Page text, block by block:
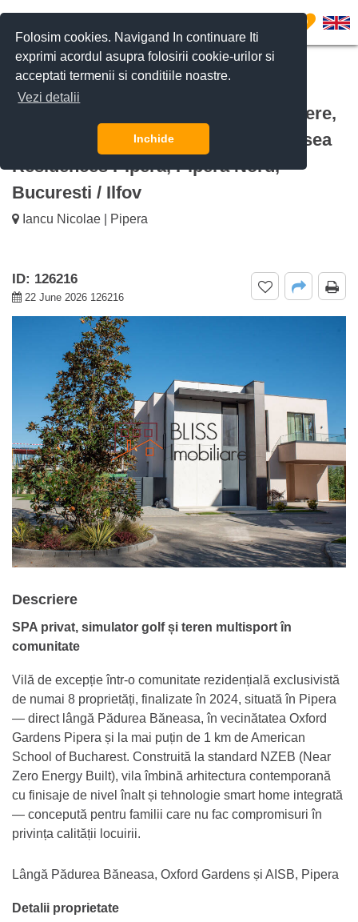
Folosim cookies. Navigand In continuare Iti
exprimi acordul asupra folosirii cookie-urilor si
acceptati termenii si conditiile noastre.
Vezi detalii
Inchide
0
De inchiriat Vilă spațioasă cu 5 camere,
SPA privat și finisaje premium Chelsea
Residences Pipera, Pipera Nord,
Bucuresti / Ilfov
Iancu Nicolae | Pipera
ID: 126216
22 June 2026 126216
Descriere
SPA privat, simulator golf și teren multisport în
comunitate
Vilă de excepție într-o comunitate rezidențială exclusivistă
de numai 8 proprietăți, finalizate în 2024, situată în Pipera
— direct lângă Pădurea Băneasa, în vecinătatea Oxford
Gardens Pipera și la mai puțin de 1 km de American
School of Bucharest. Construită la standard NZEB (Near
Zero Energy Built), vila îmbină arhitectura contemporană
cu finisaje de nivel înalt și tehnologie smart home integrată
— concepută pentru familii care nu fac compromisuri în
privința calității locuirii.
Lângă Pădurea Băneasa, Oxford Gardens și AISB, Pipera
Detalii proprietate
CERE DETALII SUNĂ-NE